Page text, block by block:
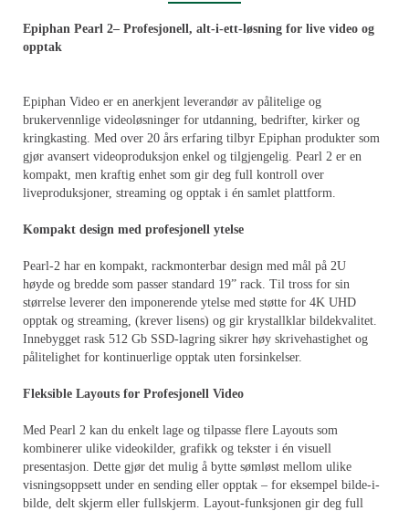
Epiphan Pearl 2– Profesjonell, alt-i-ett-løsning for live video og
opptak
Epiphan Video er en anerkjent leverandør av pålitelige og
brukervennlige videoløsninger for utdanning, bedrifter, kirker og
kringkasting. Med over 20 års erfaring tilbyr Epiphan produkter som
gjør avansert videoproduksjon enkel og tilgjengelig. Pearl 2 er en
kompakt, men kraftig enhet som gir deg full kontroll over
liveproduksjoner, streaming og opptak i én samlet plattform.
Kompakt design med profesjonell ytelse
Pearl-2 har en kompakt, rackmonterbar design med mål på 2U
høyde og bredde som passer standard 19” rack. Til tross for sin
størrelse leverer den imponerende ytelse med støtte for 4K UHD
opptak og streaming, (krever lisens) og gir krystallklar bildekvalitet.
Innebygget rask 512 Gb SSD-lagring sikrer høy skrivehastighet og
pålitelighet for kontinuerlige opptak uten forsinkelser.
Fleksible Layouts for Profesjonell Video
Med Pearl 2 kan du enkelt lage og tilpasse flere Layouts som
kombinerer ulike videokilder, grafikk og tekster i én visuell
presentasjon. Dette gjør det mulig å bytte sømløst mellom ulike
visningsoppsett under en sending eller opptak – for eksempel bilde-i-
bilde, delt skjerm eller fullskjerm. Layout-funksjonen gir deg full